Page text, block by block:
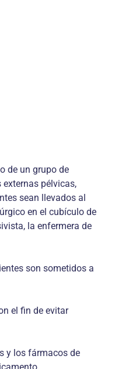
de un grupo de
pélvicas,
sean llevados al
en el cubículo de
la enfermera de
son sometidos a
el fin de evitar
y los fármacos de